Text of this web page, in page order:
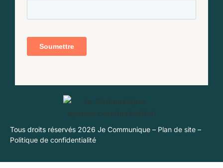
Tous droits réservés 2026 Je Communique – Plan de site –
Politique de confidentialité